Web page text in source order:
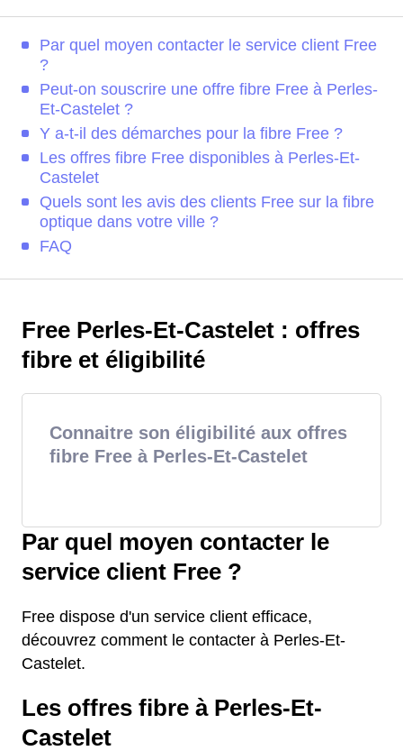
Par quel moyen contacter le service client Free
?
Peut-on souscrire une offre fibre Free à Perles-
Et-Castelet ?
Y a-t-il des démarches pour la fibre Free ?
Les offres fibre Free disponibles à Perles-Et-
Castelet
Quels sont les avis des clients Free sur la fibre
optique dans votre ville ?
FAQ
Free Perles-Et-Castelet : offres
fibre et éligibilité
Connaitre son éligibilité aux offres
fibre Free à Perles-Et-Castelet
Par quel moyen contacter le
service client Free ?
Free dispose d'un service client efficace,
découvrez comment le contacter à Perles-Et-
Castelet.
Les offres fibre à Perles-Et-
Castelet